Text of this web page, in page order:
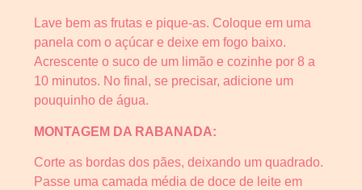
Lave bem as frutas e pique-as. Coloque em uma
panela com o açúcar e deixe em fogo baixo.
Acrescente o suco de um limão e cozinhe por 8 a
10 minutos. No final, se precisar, adicione um
pouquinho de água.
MONTAGEM DA RABANADA:
Corte as bordas dos pães, deixando um quadrado.
Passe uma camada média de doce de leite em